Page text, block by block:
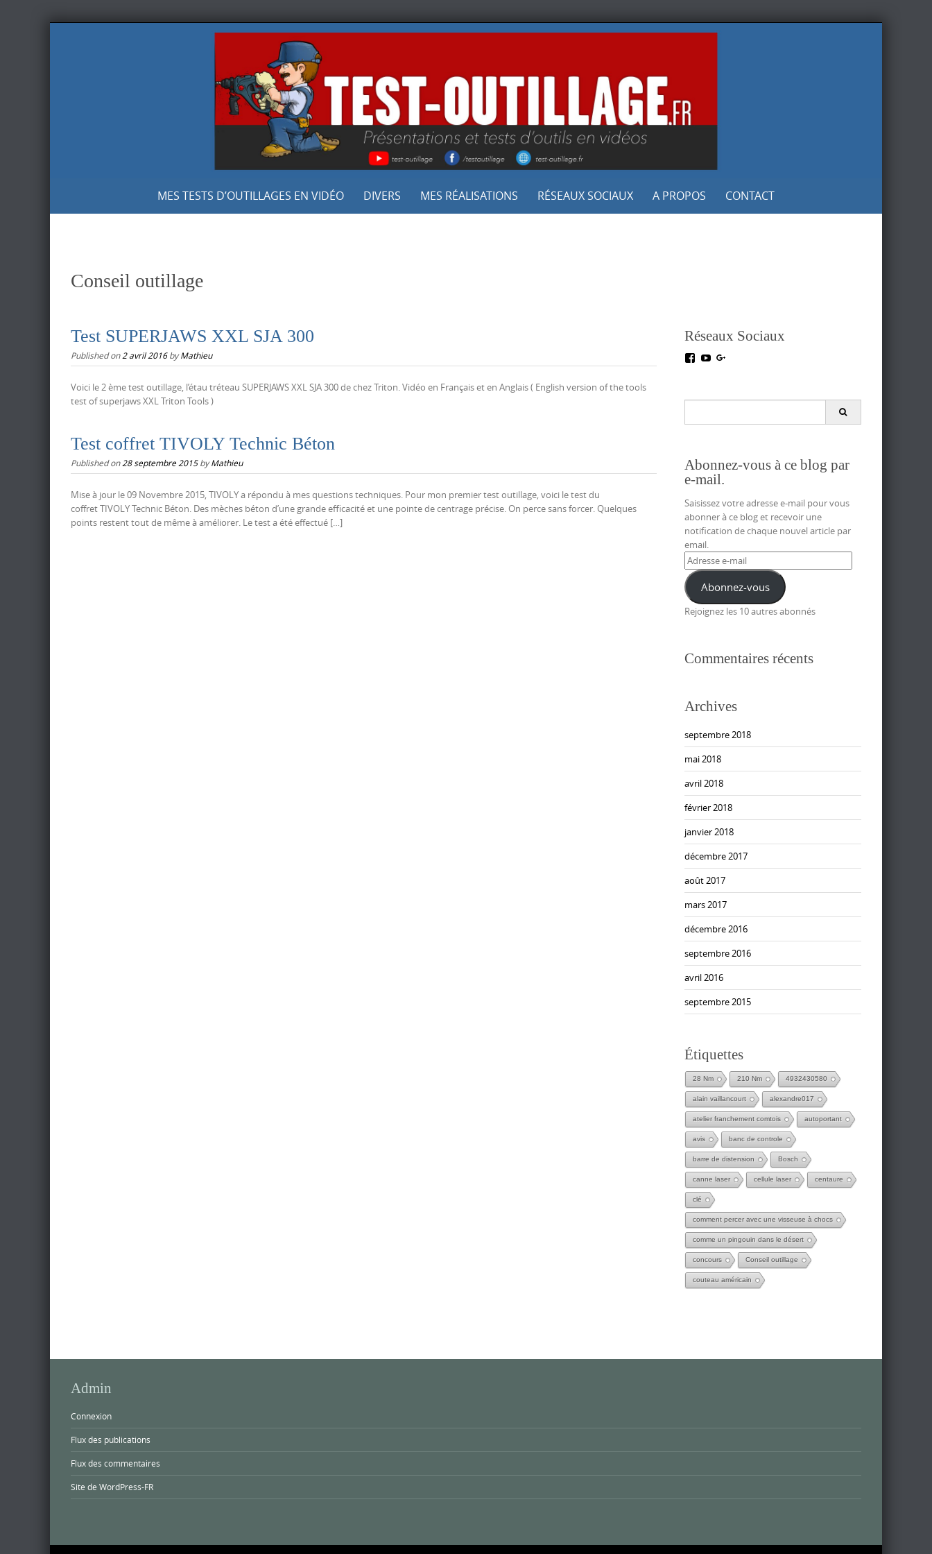
MES TESTS D’OUTILLAGES EN VIDÉO DIVERS MES RÉALISATIONS RÉSEAUX SOCIAUX A PROPOS CONTACT
Conseil outillage
Test SUPERJAWS XXL SJA 300
Published on2 avril 2016byMathieu
Voici le 2 ème test outillage, l’étau tréteau SUPERJAWS XXL SJA 300 de chez Triton. Vidéo en Français et en Anglais ( English version of the tools
test of superjaws XXL Triton Tools )
Test coffret TIVOLY Technic Béton
Published on28 septembre 2015byMathieu
Mise à jour le 09 Novembre 2015, TIVOLY a répondu à mes questions techniques. Pour mon premier test outillage, voici le test du
coffret TIVOLY Technic Béton. Des mèches béton d’une grande efficacité et une pointe de centrage précise. On perce sans forcer. Quelques
points restent tout de même à améliorer. Le test a été effectué […]
Réseaux Sociaux
Voir
testoutillage
Facebook
Voir
UC5crr0I4Ey688Hu1IMBwWRA
YouTube
+Test-
sur
Abonnez-vous à ce blog par
e-mail.
Saisissez votre adresse e-mail pour vous
abonner à ce blog et recevoir une
notification de chaque nouvel article par
email.
Adresse
e-
mail Abonnez-vous
Rejoignez les 10 autres abonnés
Commentaires récents
Archives
septembre 2018
mai 2018
avril 2018
février 2018
janvier 2018
décembre 2017
août 2017
mars 2017
décembre 2016
septembre 2016
avril 2016
septembre 2015
Étiquettes
28 Nm 210 Nm 4932430580
alain vaillancourt alexandre017
atelier franchement comtois autoportant
avis banc de controle
barre de distension Bosch
canne laser cellule laser centaure
clé
comment percer avec une visseuse à chocs
comme un pingouin dans le désert
concours Conseil outillage
couteau américain
Admin
Connexion
Flux des publications
Flux des commentaires
Site de WordPress-FR